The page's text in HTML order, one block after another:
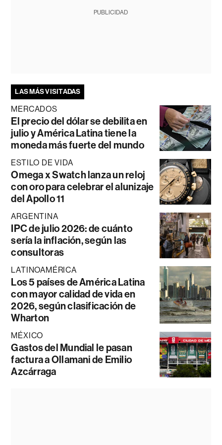
PUBLICIDAD
LAS MÁS VISITADAS
MERCADOS
El precio del dólar se debilita en
julio y América Latina tiene la
moneda más fuerte del mundo
ESTILO DE VIDA
Omega x Swatch lanza un reloj
con oro para celebrar el alunizaje
del Apollo 11
ARGENTINA
IPC de julio 2026: de cuánto
sería la inflación, según las
consultoras
LATINOAMÉRICA
Los 5 países de América Latina
con mayor calidad de vida en
2026, según clasificación de
Wharton
MÉXICO
Gastos del Mundial le pasan
factura a Ollamani de Emilio
Azcárraga